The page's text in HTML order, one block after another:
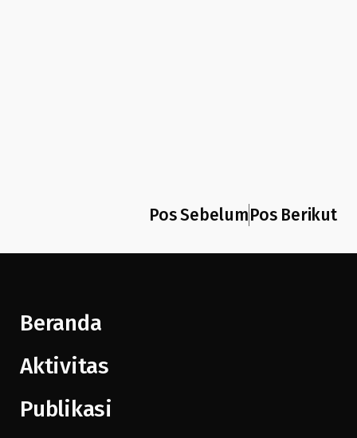
Pos SebelumPos Berikut
Beranda
Aktivitas
Publikasi